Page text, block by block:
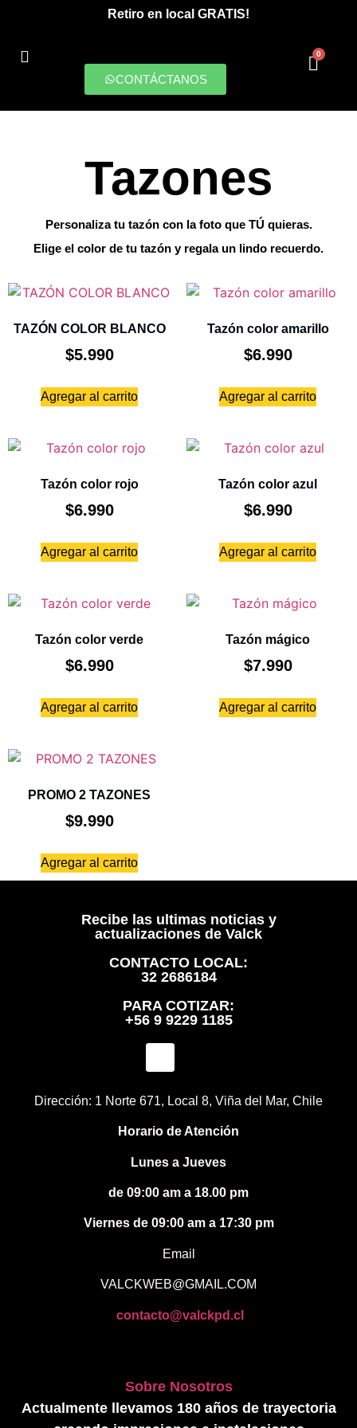
Retiro en local GRATIS!
CONTÁCTANOS
0
Tazones
Personaliza tu tazón con la foto que TÚ quieras.
Elige el color de tu tazón y regala un lindo recuerdo.
TAZÓN COLOR BLANCO
$5.990
Agregar al carrito
Tazón color amarillo
$6.990
Agregar al carrito
Tazón color rojo
$6.990
Agregar al carrito
Tazón color azul
$6.990
Agregar al carrito
Tazón color verde
$6.990
Agregar al carrito
Tazón mágico
$7.990
Agregar al carrito
PROMO 2 TAZONES
$9.990
Agregar al carrito
Recibe las ultimas noticias y
actualizaciones de Valck
CONTACTO LOCAL:
32 2686184
PARA COTIZAR:
+56 9 9229 1185
Dirección: 1 Norte 671, Local 8, Viña del Mar, Chile
Horario de Atención
Lunes a Jueves
de 09:00 am a 18.00 pm
Viernes de 09:00 am a 17:30 pm
Email
VALCKWEB@GMAIL.COM
contacto@valckpd.cl
Sobre Nosotros
Actualmente llevamos 180 años de trayectoria